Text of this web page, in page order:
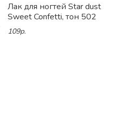
Лак для ногтей Star dust
Sweet Confetti, тон 502
109р.